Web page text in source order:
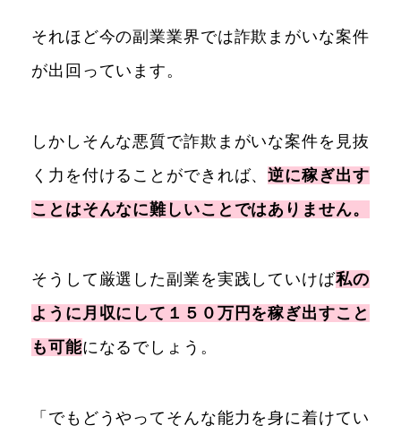
それほど今の副業業界では詐欺まがいな案件
が出回っています。
しかしそんな悪質で詐欺まがいな案件を見抜
く力を付けることができれば、逆に稼ぎ出す
ことはそんなに難しいことではありません。
そうして厳選した副業を実践していけば私の
ように月収にして１５０万円を稼ぎ出すこと
も可能になるでしょう。
「でもどうやってそんな能力を身に着けてい